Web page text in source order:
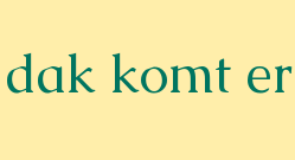
komt